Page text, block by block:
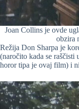
Joan Collins je ovde
obzira
Režija Don Sharpa je
(naročito kada se
horor tipa je ovaj film) i